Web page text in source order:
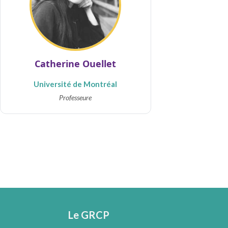
Catherine Ouellet
Université de Montréal
Professeure
Le GRCP